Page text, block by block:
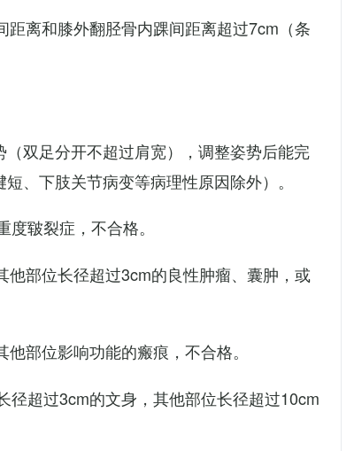
离和膝外翻胫骨内踝间距离超过7cm（条
双足分开不超过肩宽），调整姿势后能完
、下肢关节病变等病理性原因除外）。
皲裂症，不合格。
部位长径超过3cm的良性肿瘤、囊肿，或
部位影响功能的瘢痕，不合格。
超过3cm的文身，其他部位长径超过10cm